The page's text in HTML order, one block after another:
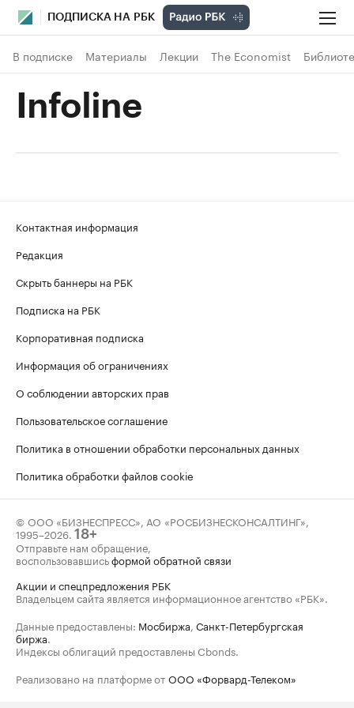
ПОДПИСКА НА РБК
В подписке Материалы Лекции The Economist
Infoline
Контактная информация
Редакция
Скрыть баннеры на РБК
Подписка на РБК
Корпоративная подписка
Информация об ограничениях
О соблюдении авторских прав
Пользовательское соглашение
Политика в отношении обработки персональных данных
Политика обработки файлов cookie
© ООО «БИЗНЕСПРЕСС», АО «РОСБИЗНЕСКОНСАЛТИНГ»,
1995–2026. 18+
Отправьте нам обращение,
воспользовавшисьформой обратной связи
Акции и спецпредложения РБК
Владельцем сайта является информационное агентство «РБК».
Данные предоставлены: Мосбиржа, Санкт-Петербургская
биржа.
Индексы облигаций предоставлены Cbonds.
Реализовано на платформе от ООО «Форвард-Телеком»